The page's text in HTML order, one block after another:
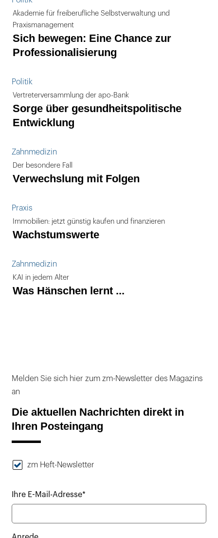
Akademie für freiberufliche Selbstverwaltung und
Praxismanagement
Sich bewegen: Eine Chance zur
Professionalisierung
Politik
Vertreterversammlung der apo-Bank
Sorge über gesundheitspolitische
Entwicklung
Zahnmedizin
Der besondere Fall
Verwechslung mit Folgen
Praxis
Immobilien: jetzt günstig kaufen und finanzieren
Wachstumswerte
Zahnmedizin
KAI in jedem Alter
Was Hänschen lernt ...
Melden Sie sich hier zum zm-Newsletter des Magazins
an
Die aktuellen Nachrichten direkt in
Ihren Posteingang
zm Heft-Newsletter
Ihre E-Mail-Adresse*